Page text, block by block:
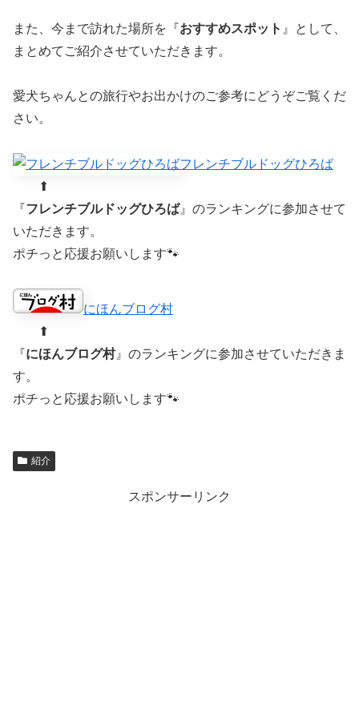
また、今まで訪れた場所を『おすすめスポット 』として、
まとめてご紹介させていただきます。
愛犬ちゃんとの旅行やお出かけのご参考にどうぞご覧くだ
さい。
フレンチブルドッグひろば
⬆︎
『フレンチブルドッグひろば』のランキングに参加させて
いただきます。
ポチっと応援お願いします🐾
にほんブログ村
⬆︎
『にほんブログ村』のランキングに参加させていただきま
す。
ポチっと応援お願いします🐾
紹介
スポンサーリンク